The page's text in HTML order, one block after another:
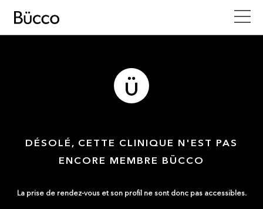
DÉSOLÉ, CETTE CLINIQUE N'EST PAS
ENCORE MEMBRE BÜCCO
La prise de rendez-vous et son profil ne sont donc pas accessibles.